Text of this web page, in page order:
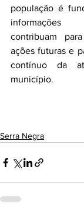
população é
informações
contribuam
ações futuras e
contínuo da
município.
Serra Negra